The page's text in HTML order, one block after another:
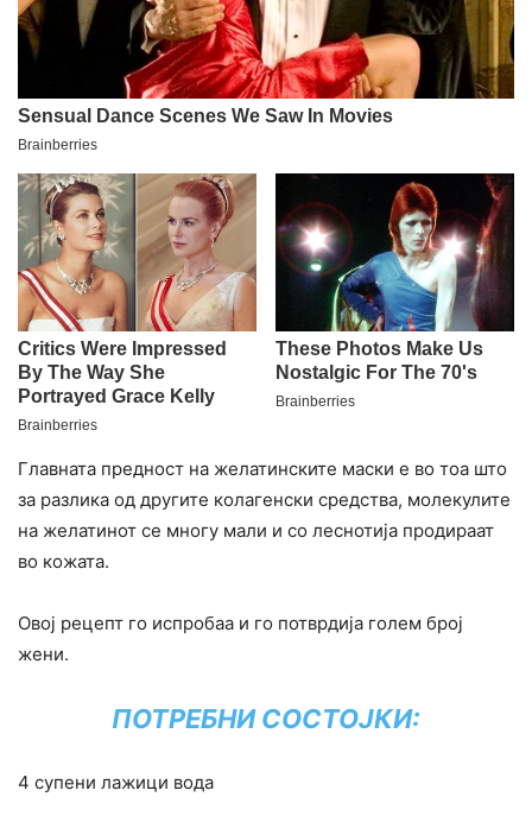
Главната предност на желатинските маски е во тоа што
за разлика од другите колагенски средства, молекулите
на желатинот се многу мали и со леснотија продираат
во кожата.
Овој рецепт го испробаа и го потврдија голем број
жени.
ПОТРЕБНИ СОСТОЈКИ:
4 супени лажици вода